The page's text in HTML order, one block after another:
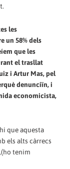
les
un 58% dels
que les
el trasllat
i Artur Mas, pel
denunciïn, i
economicista,
que aquesta
els alts càrrecs
tenim